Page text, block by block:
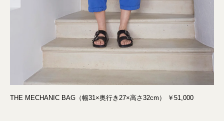
THE MECHANIC BAG（幅31×奥行き27×高さ32cm） ￥51,000